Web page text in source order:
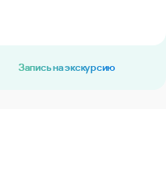
Запись на экскурсию